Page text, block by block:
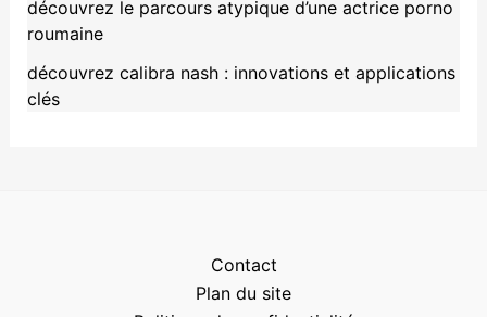
découvrez le parcours atypique d’une actrice porno
roumaine
découvrez calibra nash : innovations et applications
clés
Contact
Plan du site